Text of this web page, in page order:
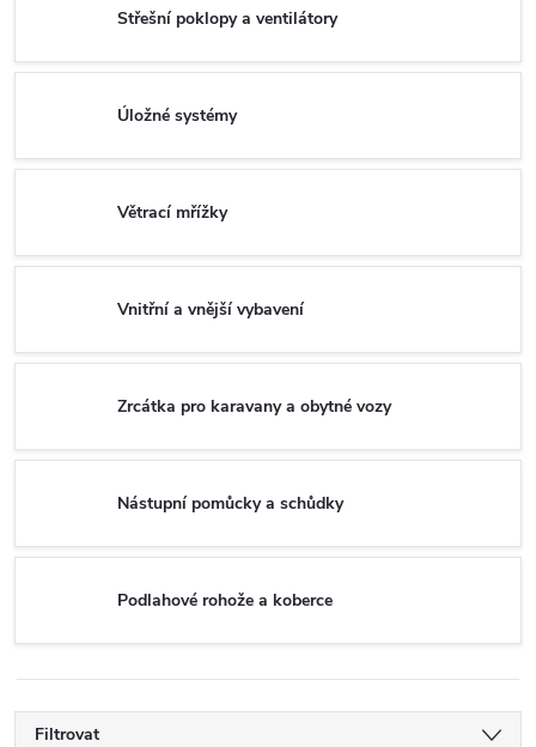
Střešní poklopy a ventilátory
Úložné systémy
Větrací mřížky
Vnitřní a vnější vybavení
Zrcátka pro karavany a obytné vozy
Nástupní pomůcky a schůdky
Podlahové rohože a koberce
Filtrovat